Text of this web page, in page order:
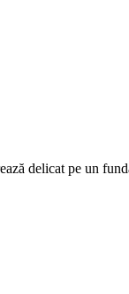
delicat pe un